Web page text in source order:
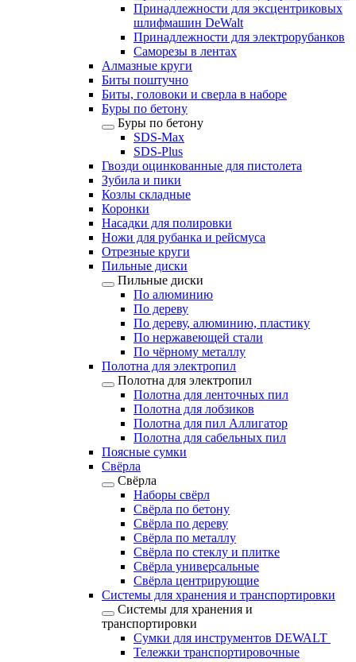
Принадлежности для эксцентриковых
шлифмашин DeWalt
Принадлежности для электрорубанков
Саморезы в лентах
Алмазные круги
Биты поштучно
Биты, головоки и сверла в наборе
Буры по бетону
Буры по бетону
SDS-Max
SDS-Plus
Гвозди оцинкованные для пистолета
Зубила и пики
Козлы складные
Коронки
Насадки для полировки
Ножи для рубанка и рейсмуса
Отрезные круги
Пильные диски
Пильные диски
По алюминию
По дереву
По дереву, алюминию, пластику
По нержавеющей стали
По чёрному металлу
Полотна для электропил
Полотна для электропил
Полотна для ленточных пил
Полотна для лобзиков
Полотна для пил Аллигатор
Полотна для сабельных пил
Поясные сумки
Свёрла
Свёрла
Наборы свёрл
Свёрла по бетону
Свёрла по дереву
Свёрла по металлу
Свёрла по стеклу и плитке
Свёрла универсальные
Свёрла центрирующие
Системы для хранения и транспортировки
Системы для хранения и
транспортировки
Сумки для инструментов DEWALT
Тележки транспортировочные